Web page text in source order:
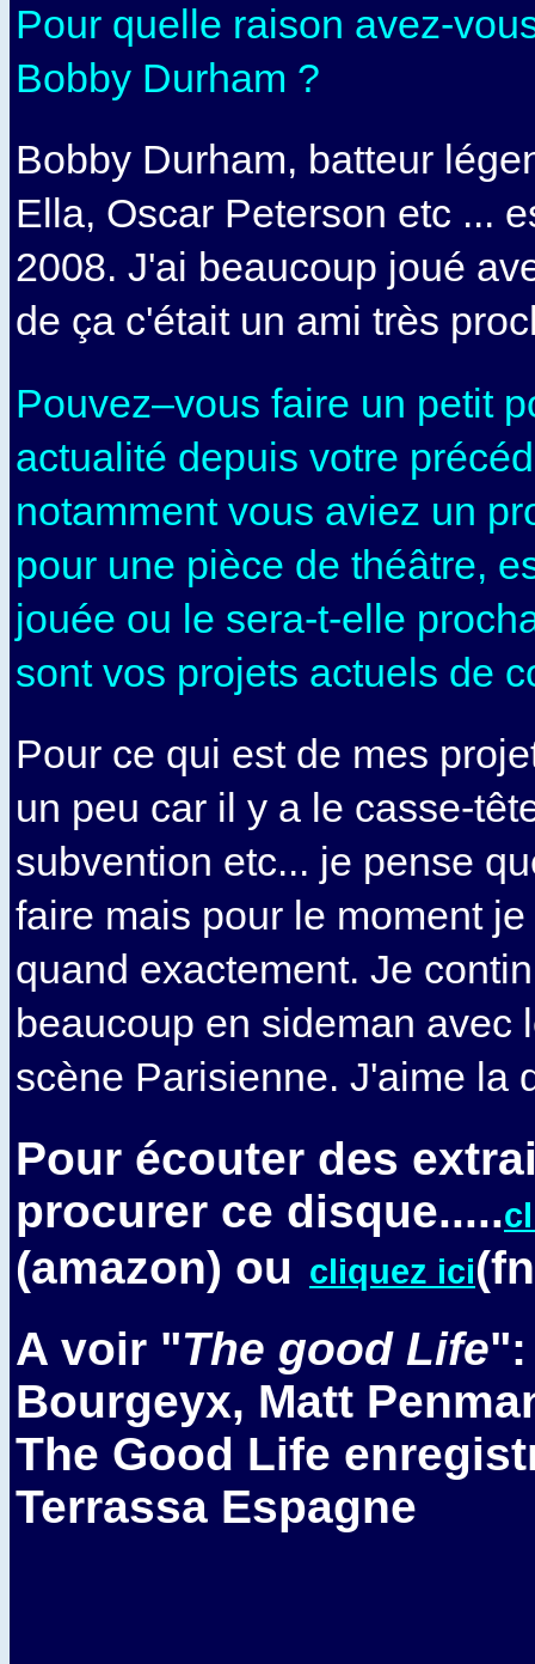
Pour quelle raison avez-
Bobby Durham ?
Bobby Durham, batteur
Ella, Oscar Peterson etc ...
2008. J'ai beaucoup joué
de ça c'était un ami très
Pouvez–vous faire un petit
actualité depuis votre
notamment vous aviez un
pour une pièce de théâtre,
jouée ou le sera-t-elle
sont vos projets actuels de
Pour ce qui est de mes
un peu car il y a le casse-
subvention etc... je pense
faire mais pour le moment
quand exactement. Je
beaucoup en sideman avec
scène Parisienne. J'aime la
Pour écouter des
procurer ce disque.....
(amazon) ou cliquez ici
A voir "The good Life":
Bourgeyx, Matt
The Good Life
Terrassa Espagne